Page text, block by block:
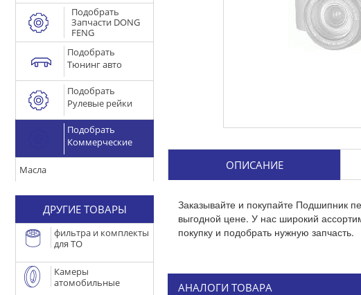
Подобрать
Запчасти DONG
FENG
Подобрать
Тюнинг авто
Подобрать
Рулевые рейки
Подобрать
Коммерческие
Масла
ДРУГИЕ ТОВАРЫ
фильтра и комплекты
для ТО
Камеры
атомобильные
ОПИСАНИЕ
Заказывайте и покупайте Подшипник
выгодной цене. У нас широкий
покупку и подобрать нужную запчасть.
АНАЛОГИ ТОВАРА